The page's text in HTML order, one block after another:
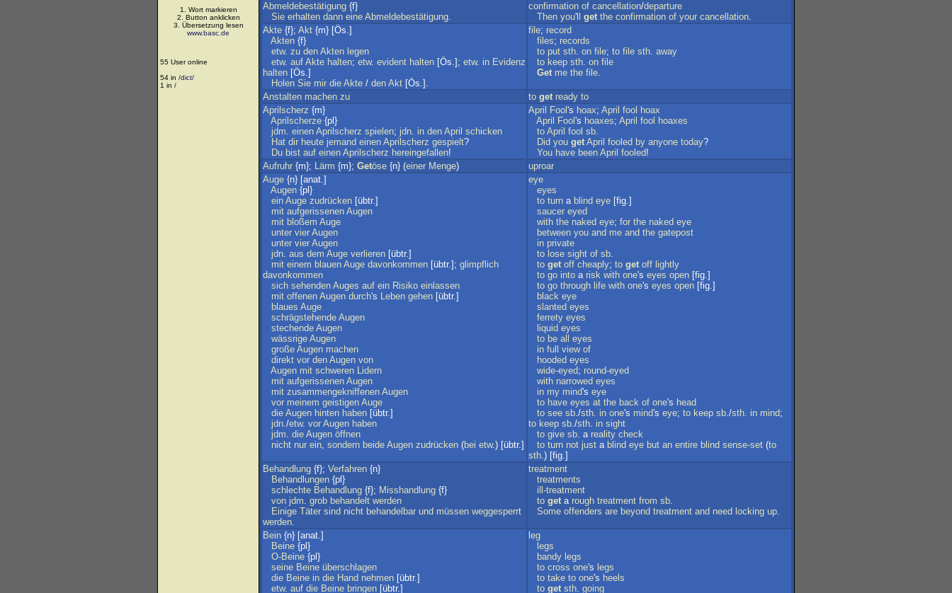
1. Wort markieren
2. Button anklicken
3. Übersetzung lesen
www.basc.de
55 User online
54 in /dict/
1 in /
Abmeldebestätigung {f}
Sie erhalten dann eine Abmeldebestätigung.
confirmation of cancellation/departure
Then you' get the confirmation of your cancellation.
Akte {f}; Akt {m} [Ös.]
Akten {f}
etw. zu den Akten legen
etw. auf Akte halten; etw. evident halten [Ös.]; etw. in Evidenz
halten [Ös.]
Holen Sie mir die Akte / den Akt [Ös.].
file; record
files; records
to put sth. on file; to file sth. away
to keep sth. on file
Get me the file.
Anstalten machen zu to get ready to
Aprilscherz {m}
Aprilscherze {pl}
jdm. einen Aprilscherz spielen; jdn. in den April schicken
Hat dir heute jemand einen Aprilscherz gespielt?
Du bist auf einen Aprilscherz hereingefallen!
April Fool 's hoax; April fool hoax
April
Fool 's hoaxes; April fool hoaxes
to April fool sb.
Did you get April fooled by anyone today?
You have been April fooled!
Aufruhr {m}; Lärm {m}; Getöse {n} (einer Menge)
uproar
Auge {n} [anat.]
Augen {pl}
ein Auge zudrücken [übtr.]
mit aufgerissenen Augen
mit bloßem Auge
unter vier Augen
unter vier Augen
jdn. aus dem Auge verlieren [übtr.]
mit einem blauen Auge davonkommen [übtr.]; glimpflich
davonkommen
sich sehenden Auges auf ein Risiko einlassen
mit offenen Augen durch's Leben gehen [übtr.]
blaues Auge
schrägstehende Augen
stechende Augen
wässrige Augen
große Augen machen
direkt vor den Augen von
Augen mit schweren Lidern
mit aufgerissenen Augen
mit zusammengekniffenen Augen
vor meinem geistigen Auge
die Augen hinten haben [übtr.]
jdn./etw. vor Augen haben
jdm. die Augen öffnen
nicht nur ein, sondern beide Augen zudrücken (bei etw.) [übtr.]
eye
eyes
to turn a blind eye [fig.]
saucer eyed
with the naked eye; for the naked eye
between you and me and the gatepost
in private
to lose sight of sb.
to get off cheaply; to get off lightly
to go into a risk with one's eyes open [fig.]
to go through life with one's eyes open [fig.]
black eye
slanted eyes
ferrety eyes
liquid eyes
to be all eyes
in full view of
hooded eyes
wide-eyed; round-eyed
with narrowed eyes
in my mind's eye
to have eyes at the back of one's head
to see sb./sth. in one's mind's eye; to keep sb./sth. in mind;
to keep sb./sth. in sight
to give sb. a reality check
to turn not just a blind eye but an entire blind sense-set (to
sth.) [fig.]
Behandlung {f}; Verfahren {n}
Behandlungen {pl}
schlechte Behandlung {f}; Misshandlung {f}
von jdm. grob behandelt werden
Einige Täter sind nicht behandelbar und müssen weggesperrt
werden.
treatment
treatments
ill-treatment
to get a rough treatment from sb.
Some offenders are beyond treatment and need locking up.
Bein {n} [anat.]
Beine {pl}
O-Beine {pl}
seine Beine überschlagen
die Beine in die Hand nehmen [übtr.]
etw. auf die Beine bringen [übtr.]
leg
legs
bandy legs
to cross one's legs
to take to one's heels
to get sth. going